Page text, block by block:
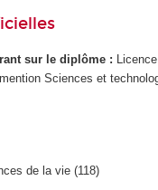
sur le diplôme :
Sciences et
de la vie (118)